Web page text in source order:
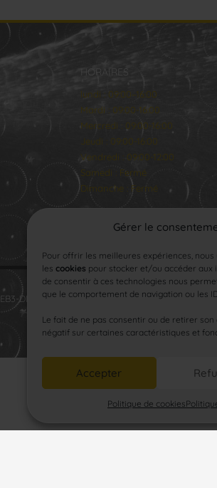
Gérer le
Pour offrir les meilleures expériences,
les cookies pour stocker et/ou accéder aux
de consentir à ces technologies nous
que le comportement de navigation ou les
Le fait de ne pas consentir ou de retirer
négatif sur certaines caractéristiques et
Accepter
Politique de cookies
HORAIRES
lundi : 09:00–16:00
Mardi : 09:00-16:00
Mercredi : 09:00-16:00
Jeudi : 09:00-16:00
Vendredi : 09:00-12:00
Samedi : Fermé
Dimanche : Fermé
DESIGN.